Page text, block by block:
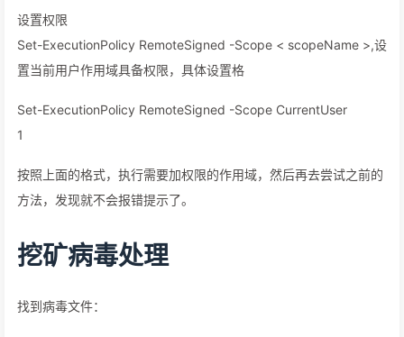
设置权限
Set-ExecutionPolicy RemoteSigned -Scope < scopeName >,设
置当前用户作用域具备权限，具体设置格
Set-ExecutionPolicy RemoteSigned -Scope CurrentUser
1
按照上面的格式，执行需要加权限的作用域，然后再去尝试之前的
方法，发现就不会报错提示了。
挖矿病毒处理
找到病毒文件：